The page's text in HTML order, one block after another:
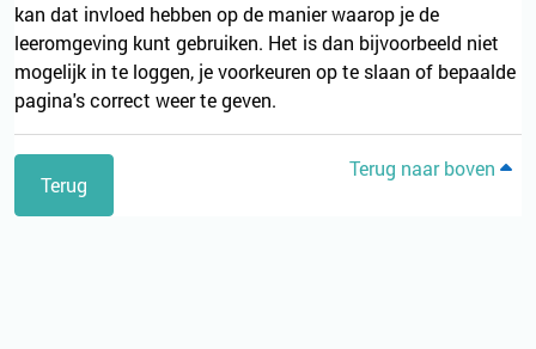
kan dat invloed hebben op de manier waarop je de
leeromgeving kunt gebruiken. Het is dan bijvoorbeeld niet
mogelijk in te loggen, je voorkeuren op te slaan of bepaalde
pagina's correct weer te geven.
Terug
Terug naar boven